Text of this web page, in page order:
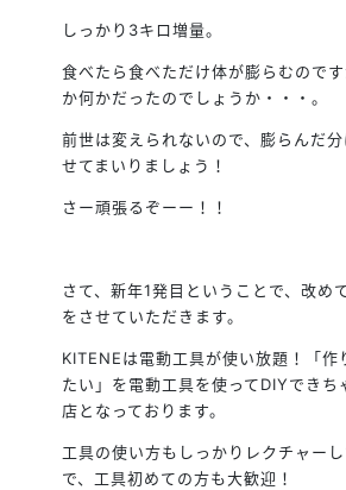
しっかり3キロ増量。
食べたら食べただけ体が膨らむので
か何かだったのでしょうか・・・。
前世は変えられないので、膨らんだ
せてまいりましょう！
さー頑張るぞーー！！
さて、新年1発目ということで、改め
をさせていただきます。
KITENEは電動工具が使い放題！「作
たい」を電動工具を使ってDIYできち
店となっております。
工具の使い方もしっかりレクチャー
で、工具初めての方も大歓迎！